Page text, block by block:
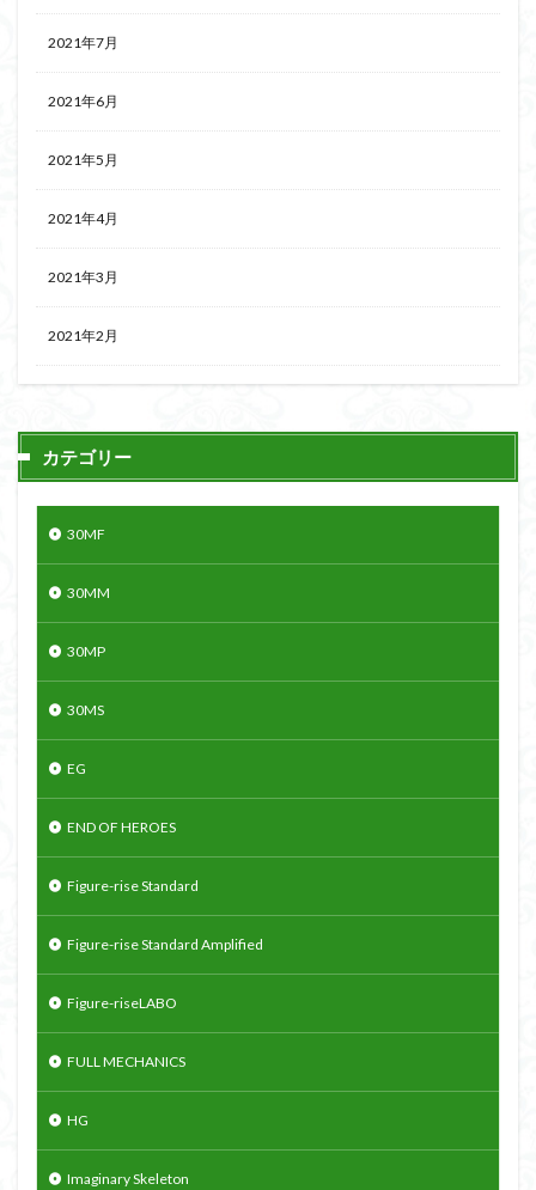
2021年7月
2021年6月
2021年5月
2021年4月
2021年3月
2021年2月
カテゴリー
30MF
30MM
30MP
30MS
EG
END OF HEROES
Figure-rise Standard
Figure-rise Standard Amplified
Figure-riseLABO
FULL MECHANICS
HG
Imaginary Skeleton